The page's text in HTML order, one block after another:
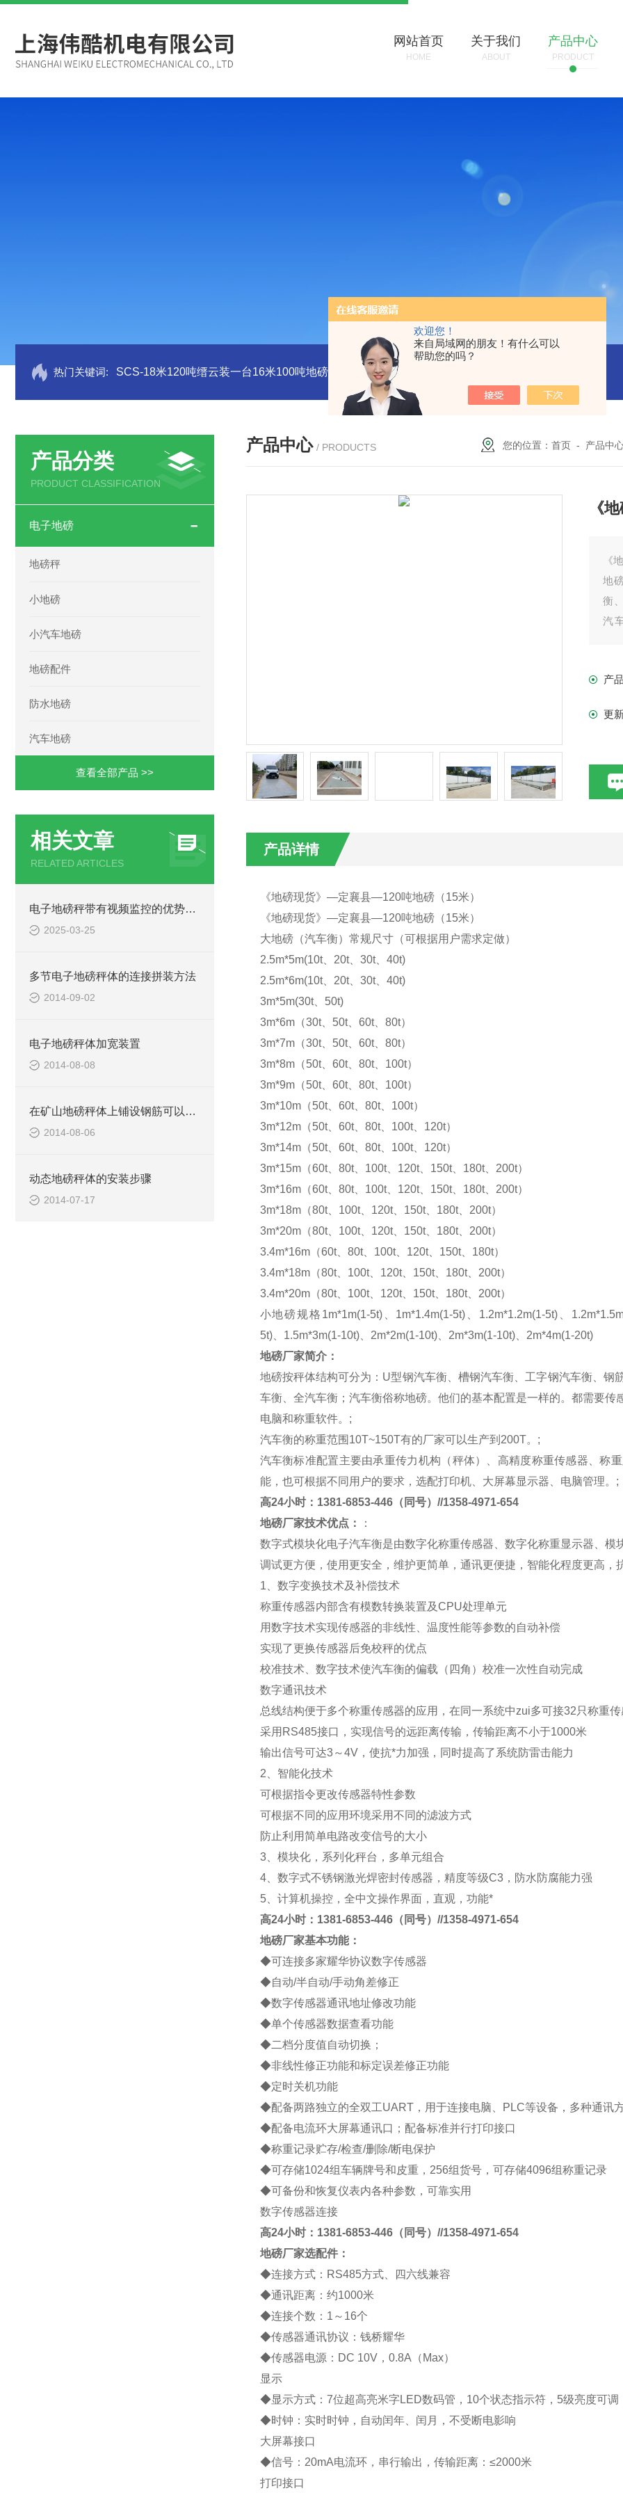
欢迎您！
来自局域网的朋友！有什么可以
帮助您的吗？
网站首页
HOME
关于我们
ABOUT
产品中心
PRODUCT
热门关键词: SCS-18米120吨缙云装一台16米100吨地磅多少钱？ SCS-18米120吨温岭装一台16米100吨地磅多少
产品分类
PRODUCT CLASSIFICATION
电子地磅
地磅秤
小地磅
小汽车地磅
地磅配件
防水地磅
汽车地磅
查看全部产品 >>
相关文章
RELATED ARTICLES
电子地磅秤带有视频监控的优势和重要性
2025-03-25
多节电子地磅秤体的连接拼装方法
2014-09-02
电子地磅秤体加宽装置
2014-08-08
在矿山地磅秤体上铺设钢筋可以防滑
2014-08-06
动态地磅秤体的安装步骤
2014-07-17
产品中心 / PRODUCTS 您的位置：首页 - 产品中
《
《
地
衡
汽
产
更
产品详情
《地磅现货》—定襄县—120吨地磅（15米）
《地磅现货》—定襄县—120吨地磅（15米）
大地磅（汽车衡）常规尺寸（可根据用户需求定做）
2.5m*5m(10t、20t、30t、40t)
2.5m*6m(10t、20t、30t、40t)
3m*5m(30t、50t)
3m*6m（30t、50t、60t、80t）
3m*7m（30t、50t、60t、80t）
3m*8m（50t、60t、80t、100t）
3m*9m（50t、60t、80t、100t）
3m*10m（50t、60t、80t、100t）
3m*12m（50t、60t、80t、100t、120t）
3m*14m（50t、60t、80t、100t、120t）
3m*15m（60t、80t、100t、120t、150t、180t、200t）
3m*16m（60t、80t、100t、120t、150t、180t、200t）
3m*18m（80t、100t、120t、150t、180t、200t）
3m*20m（80t、100t、120t、150t、180t、200t）
3.4m*16m（60t、80t、100t、120t、150t、180t）
3.4m*18m（80t、100t、120t、150t、180t、200t）
3.4m*20m（80t、100t、120t、150t、180t、200t）
小地磅规格 1m*1m(1-5t)、1m*1.4m(1-5t)、1.2m*1.2m(1-5t)、
5t)、1.5m*3m(1-10t)、2m*2m(1-10t)、2m*3m(1-10t)、2m*4m(1-20t)
地磅厂家简介：
地磅按秤体结构可分为： U型钢汽车衡、槽钢汽车衡、工字钢汽车衡、钢
车衡、全汽车衡；汽车衡俗称地磅。他们的基本配置是一样的。都需要
电脑和称重软件。 ;
汽车衡的称重范围 10T~150T有的厂家可以生产到 200T。 ;
汽车衡标准配置主要由承重传力机构（秤体）、高精度称重传感器、称
能，也可根据不同用户的要求，选配打印机、大屏幕显示器、电脑管理。 ;
高24小时：1381-6853-446（同号）//1358-4971-654
地磅厂家技术优点：
：
数字式模块化电子汽车衡是由数字化称重传感器、数字化称重显示器、
调试更方便，使用更安全，维护更简单，通讯更便捷，智能化程度更高，
1 、数字变换技术及补偿技术
称重传感器内部含有模数转换装置及CPU处理单元
用数字技术实现传感器的非线性、温度性能等参数的自动补偿
实现了更换传感器后免校秤的优点
校准技术、数字技术使汽车衡的偏载（四角）校准一次性自动完成
数字通讯技术
总线结构便于多个称重传感器的应用，在同一系统中zui多可接32 只称重
采用 RS485接口，实现信号的远距离传输，传输距离不小于1000米
输出信号可达3～4V，使抗*力加强，同时提高了系统防雷击能力
2 、智能化技术
可根据指令更改传感器特性参数
可根据不同的应用环境采用不同的滤波方式
防止利用简单电路改变信号的大小
3、模块化，系列化秤台，多单元组合
4、数字式不锈钢激光焊密封传感器，精度等级C3，防水防腐能力强
5、计算机操控，全中文操作界面，直观，功能*
高24小时：1381-6853-446（同号）//1358-4971-654
地磅厂家基本功能：
◆可连接多家耀华协议数字传感器
◆自动/半自动/手动角差修正
◆数字传感器通讯地址修改功能
◆单个传感器数据查看功能
◆二档分度值自动切换；
◆非线性修正功能和标定误差修正功能
◆定时关机功能
◆配备两路独立的全双工UART，用于连接电脑、 PLC等设备，多种通讯
◆配备电流环大屏幕通讯口；配备标准并行打印接口
◆称重记录贮存/检查/删除/断电保护
◆可存储1024组车辆牌号和皮重， 256组货号，可存储4096组称重记录
◆可备份和恢复仪表内各种参数，可靠实用
数字传感器连接
高24小时：1381-6853-446（同号）//1358-4971-654
地磅厂家选配件：
◆连接方式： RS485方式、四六线兼容
◆通讯距离：约1000米
◆连接个数： 1 ～ 16个
◆传感器通讯协议： 钱桥耀华
◆传感器电源： DC 10V， 0.8A （ Max）
显示
◆显示方式： 7位超高亮米字LED数码管， 10个状态指示符， 5级亮度可调
◆时钟：实时时钟，自动闰年、闰月，不受断电影响
大屏幕接口
◆信号： 20mA电流环，串行输出，传输距离： ≤2000米
打印接口